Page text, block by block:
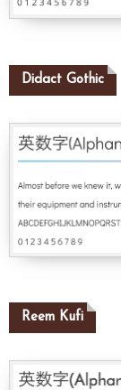
Didact Gothic
Reem Kufi